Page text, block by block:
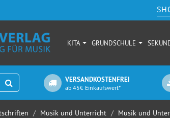
KITA GRUNDSCHULE
VERSANDKOSTENFREI
ab 45€ Einkaufswert*
Musik und Unterricht Musik und